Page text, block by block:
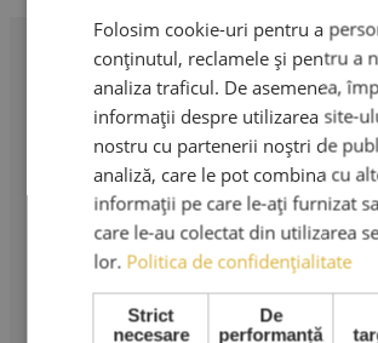
Profesionalism în extensii de gene.
instrumente profesionale și cursuri de
AMA LASHES SRL
Sediu social: București
Strada Murgeni nr. 5
CUI: RO 36508671
Reg. Com: J40/3049/2023
Folosim cookie-uri pentru a
conținutul, reclamele și pentru a
analiza traficul. De asemenea,
informații despre utilizarea site-
nostru cu partenerii noștri de
analiză, care le pot combina cu
informații pe care le-ați furnizat
care le-au colectat din utilizarea
lor. Politica de confidențialitate
Strict
necesare
De
performanță